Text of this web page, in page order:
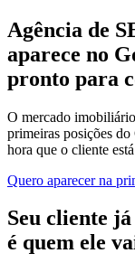
Agência de
aparece no
pronto para
O mercado
primeiras posições
hora que o cliente
Quero aparecer na
Seu cliente
é quem ele